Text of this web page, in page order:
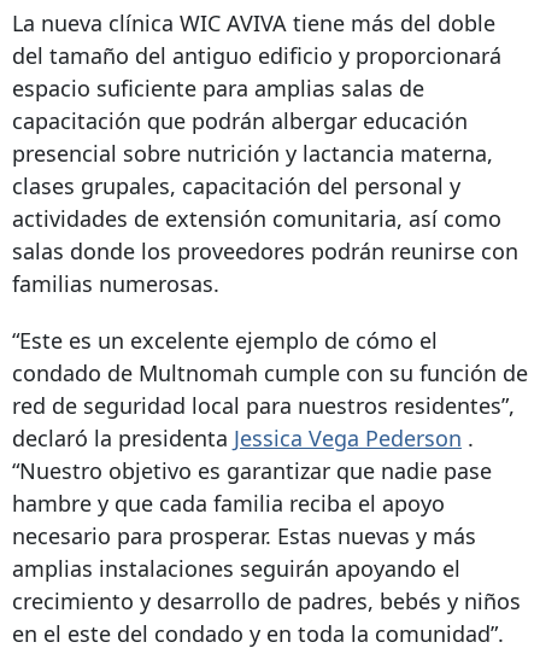
La nueva clínica WIC AVIVA tiene más del doble
del tamaño del antiguo edificio y proporcionará
espacio suficiente para amplias salas de
capacitación que podrán albergar educación
presencial sobre nutrición y lactancia materna,
clases grupales, capacitación del personal y
actividades de extensión comunitaria, así como
salas donde los proveedores podrán reunirse con
familias numerosas.
“Este es un excelente ejemplo de cómo el
condado de Multnomah cumple con su función de
red de seguridad local para nuestros residentes”,
declaró la presidenta Jessica Vega Pederson .
“Nuestro objetivo es garantizar que nadie pase
hambre y que cada familia reciba el apoyo
necesario para prosperar. Estas nuevas y más
amplias instalaciones seguirán apoyando el
crecimiento y desarrollo de padres, bebés y niños
en el este del condado y en toda la comunidad”.